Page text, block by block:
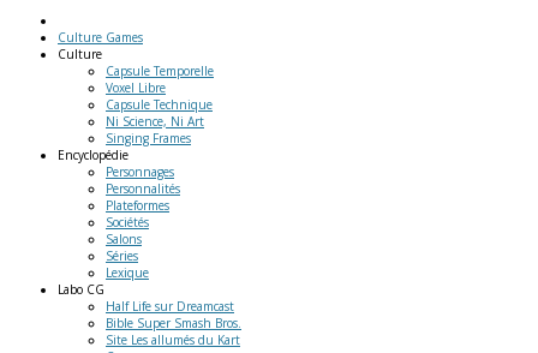
Culture Games
Culture
Capsule Temporelle
Voxel Libre
Capsule Technique
Ni Science, Ni Art
Singing Frames
Encyclopédie
Personnages
Personnalités
Plateformes
Sociétés
Salons
Séries
Lexique
Labo CG
Half Life sur Dreamcast
Bible Super Smash Bros.
Site Les allumés du Kart